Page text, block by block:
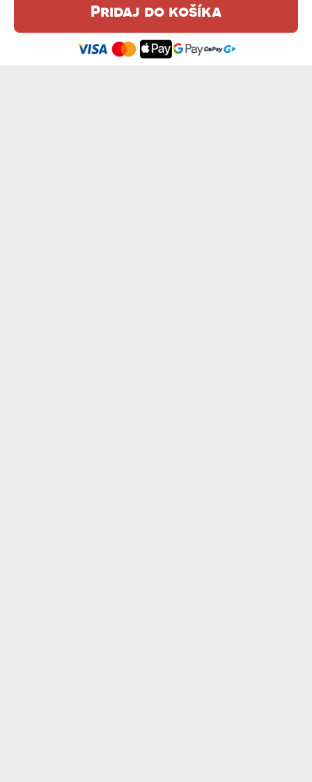
Pridaj do košíka
NÁŠ MILOSTNÝ PRÍBEH - MAGICKÝ HRNEK
12,99 €
Táto webová stránka používa súbory cookie. Podrobné informácie o
tejto téme nájdete v našom %s.
zásadách používania súborov cookie
Súhlasím